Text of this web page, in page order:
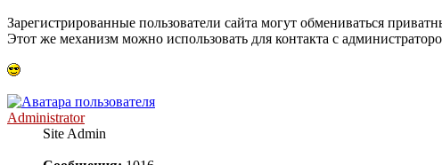
Зарегистрированные пользователи сайта могут обмениваться
Этот же механизм можно использовать для контакта с
Administrator
Site Admin